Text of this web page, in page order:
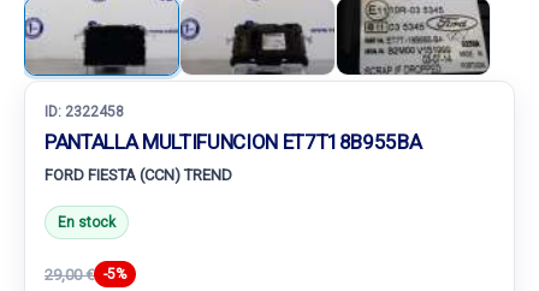
ID: 2322458
PANTALLA MULTIFUNCION ET7T18B955BA
FORD FIESTA (CCN) TREND
En stock
29,00 € -5%